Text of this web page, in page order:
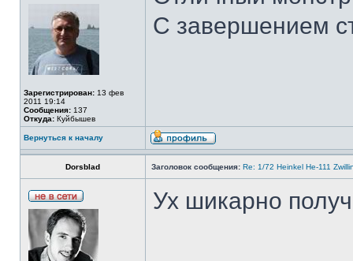
Зарегистрирован: 13 фев
2011 19:14
Сообщения: 137
Откуда: Куйбышев
С завершением
Вернуться к началу
Dorsblad Заголовок сообщения: Re: 1/72 Heinkel He-111
Ух шикарно